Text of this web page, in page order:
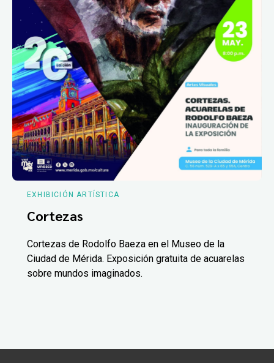
EXHIBICIÓN ARTÍSTICA
Cortezas
Cortezas de Rodolfo Baeza en el Museo de la
Ciudad de Mérida. Exposición gratuita de acuarelas
sobre mundos imaginados.